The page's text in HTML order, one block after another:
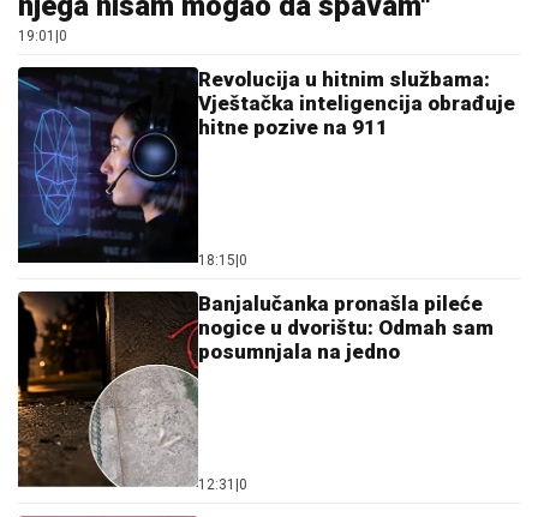
Banjalučanka pronašla pileće
nogice u dvorištu: Odmah sam
posumnjala na jedno
12:31|0
Od 10. do 16. avgusta jedan dan
donosi najveću sreću: Saznajte
kada je vaš trenutak
15:54 |0